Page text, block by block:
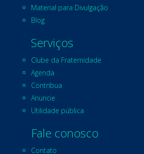
Material para Divulgação
Blog
Serviços
Clube da Fraternidade
Agenda
Contribua
Anuncie
Utilidade pública
Fale conosco
Contato